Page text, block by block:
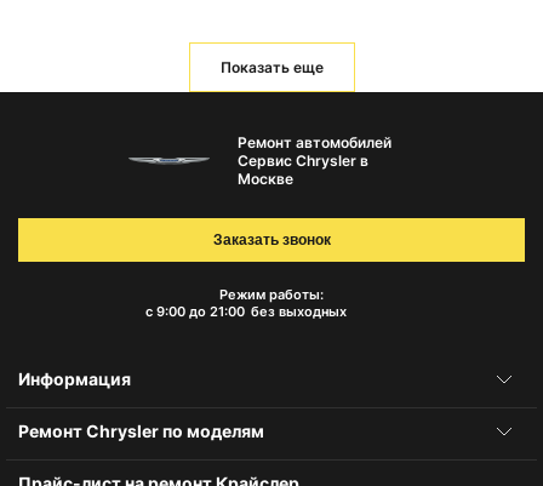
Показать еще
Ремонт автомобилей
Сервис Chrysler в
Москве
Режим работы:
с 9:00 до 21:00 без выходных
Заказать звонок
Информация
Ремонт Chrysler по моделям